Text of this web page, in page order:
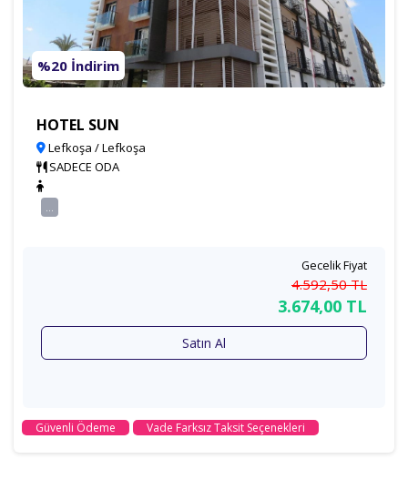
%20 İndirim
HOTEL SUN
Lefkoşa / Lefkoşa
SADECE ODA
...
Gecelik Fiyat
4.592,50TL
3.674,00 TL
Satın Al
Güvenli Ödeme Vade Farksız Taksit Seçenekleri